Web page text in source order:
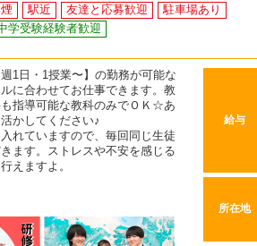
駅近 友達と応募歓迎
駐車場あり
学受験経験者歓迎
1日・1授業〜】の勤務が可能な
に合わせてお仕事できます。教
指導可能な教科のみでＯＫ☆あ
かしてください♪
入れていますので、毎回同じ生徒
ます。ストレスや不安を感じる
えますよ。
給与
所在地